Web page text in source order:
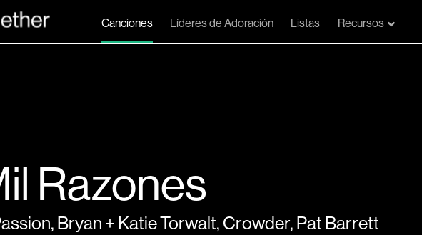
Canciones Líderes de Adoración Listas Recursos
Razones
,Bryan + Katie Torwalt,Crowder,Pat Barrett